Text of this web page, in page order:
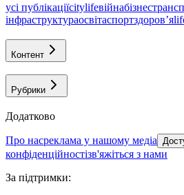
усі публікаціїcitylifeвійнабізнес
інфраструктураосвітаспортздоровʼя
Контент
Рубрики
Додатково
про насреклама у нашому медіа
конфіденційностізв'яжіться з нами
За підтримки: